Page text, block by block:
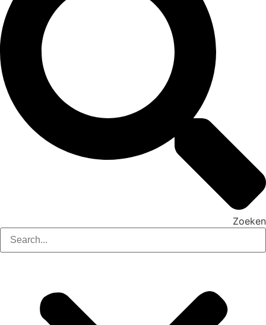
Zoeken